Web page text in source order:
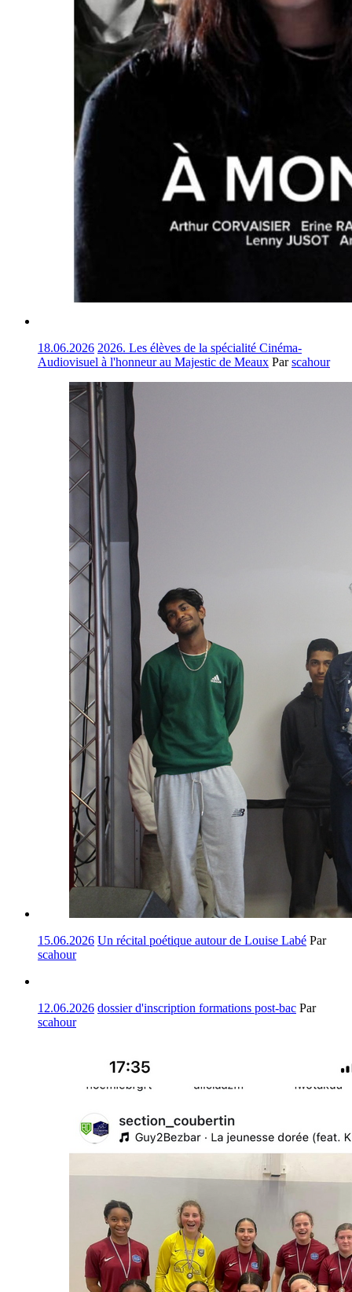
18.06.2026 2026. Les élèves de la spécialité Cinéma-
Audiovisuel à l'honneur au Majestic de Meaux Parscahour
15.06.2026 Un récital poétique autour de Louise Labé Par
scahour
12.06.2026 dossier d'inscription formations post-bac Par
scahour